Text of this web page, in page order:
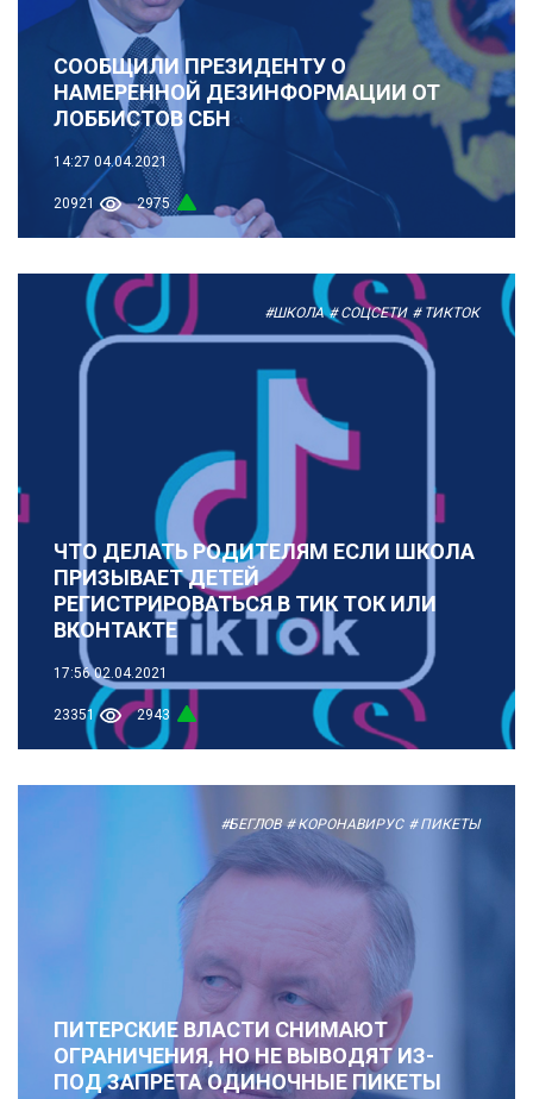
СООБЩИЛИ ПРЕЗИДЕНТУ О
НАМЕРЕННОЙ ДЕЗИНФОРМАЦИИ ОТ
ЛОББИСТОВ СБН
14:27 04.04.2021
20921 2975
#ШКОЛА # СОЦСЕТИ # ТИКТОК
ЧТО ДЕЛАТЬ РОДИТЕЛЯМ ЕСЛИ ШКОЛА
ПРИЗЫВАЕТ ДЕТЕЙ
РЕГИСТРИРОВАТЬСЯ В ТИК ТОК ИЛИ
ВКОНТАКТЕ
17:56 02.04.2021
23351 2943
#БЕГЛОВ # КОРОНАВИРУС # ПИКЕТЫ
ПИТЕРСКИЕ ВЛАСТИ СНИМАЮТ
ОГРАНИЧЕНИЯ, НО НЕ ВЫВОДЯТ ИЗ-
ПОД ЗАПРЕТА ОДИНОЧНЫЕ ПИКЕТЫ